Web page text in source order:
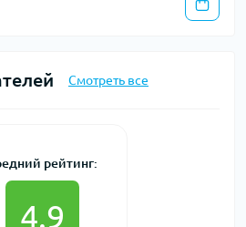
Смотреть все
рейтинг:
4.9